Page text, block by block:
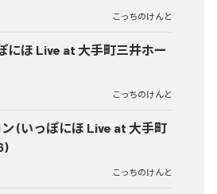
こっちのけんと
にほ Live at 大手町三井ホー
こっちのけんと
(いっぽにほ Live at 大手町
こっちのけんと